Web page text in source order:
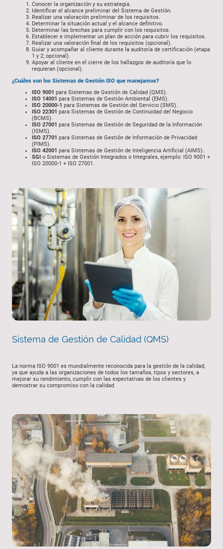
Conocer la organización y su estrategia.
Identificar el alcance preliminar del Sistema de Gestión.
Realizar una valoración preliminar de los requisitos.
Determinar la situación actual y el alcance definitivo.
Determinar las brechas para cumplir con los requisitos.
Establecer e implementar un plan de acción para cubrir los requisitos.
Realizar una valoración final de los requisitos (opcional).
Guiar y acompañar al cliente durante la auditoría de certificación (etapa
1 y 2; opcional).
Apoyar al cliente en el cierre de los hallazgos de auditoría que lo
requieran (opcional).
¿Cuáles son los Sistemas de Gestión ISO que manejamos?
ISO 9001 para Sistemas de Gestión de Calidad (QMS).
ISO 14001 para Sistemas de Gestión Ambiental (EMS).
ISO 20000-1 para Sistemas de Gestión del Servicio (SMS).
ISO 22301 para Sistemas de Gestión de Continuidad del Negocio
(BCMS).
ISO 27001 para Sistemas de Gestión de Seguridad de la Información
(ISMS).
ISO 27701 para Sistemas de Gestión de Información de Privacidad
(PIMS).
ISO 42001 para Sistemas de Gestión de Inteligencia Artificial (AIMS).
SGI o Sistemas de Gestión Integrados o Integrales, ejemplo: ISO 9001 +
ISO 20000-1 + ISO 27001.
Sistema de Gestión de Calidad (QMS)
La norma ISO 9001 es mundialmente reconocida para la gestión de la calidad,
ya que ayuda a las organizaciones de todos los tamaños, tipos y sectores, a
mejorar su rendimiento, cumplir con las expectativas de los clientes y
demostrar su compromiso con la calidad.